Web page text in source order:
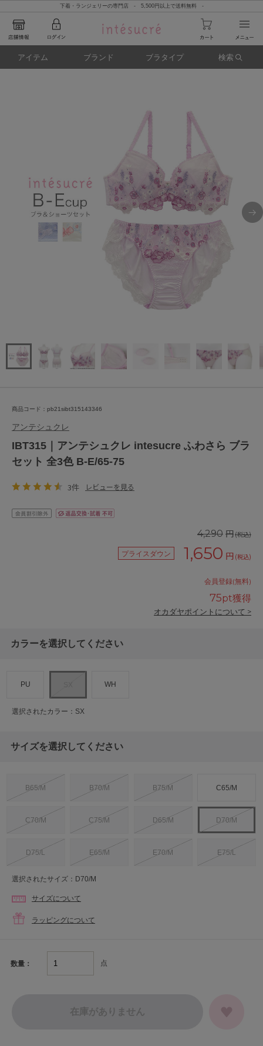
下着・ランジェリーの専門店 - 5,500円以上で送料無料 -
アイテム ブランド ブラタイプ 検索
商品コード：pb21sibt315143346
アンテシュクレ
IBT315｜アンテシュクレ intesucre ふわさら ブラ
セット 全3色 B-E/65-75
3件 レビューを見る
4,290 円(税込)
プライスダウン 1,650 円 (税込)
会員登録(無料)
75pt獲得
オカダヤポイントについて >
カラーを選択してください
PU WH
選択されたカラー：SX
サイズを選択してください
B65/M B70/M B75/M C65/M
C70/M C75/M D65/M D70/M
D75/L E65/M E70/M E75/L
選択されたサイズ：D70/M
サイズについて
ラッピングについて
数量： 点
在庫がありません